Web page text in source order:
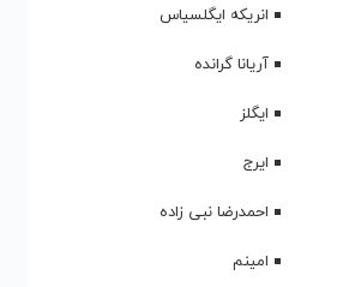
انریکه ایگلسیاس
آریانا گرانده
ایگلز
ایرج
احمدرضا نبی زاده
امینم